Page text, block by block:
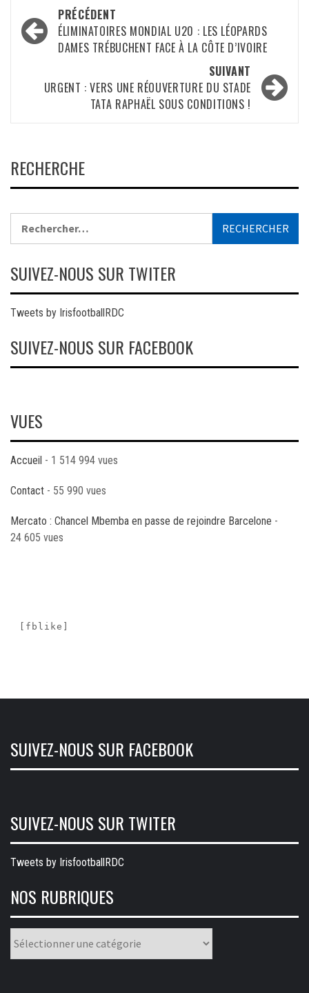
Navigation
d’article
PRÉCÉDENT
ÉLIMINATOIRES MONDIAL U20 : LES LÉOPARDS
DAMES TRÉBUCHENT FACE À LA CÔTE D’IVOIRE
SUIVANT
URGENT : VERS UNE RÉOUVERTURE DU STADE
TATA RAPHAËL SOUS CONDITIONS !
RECHERCHE
SUIVEZ-NOUS SUR TWITER
Tweets by IrisfootballRDC
SUIVEZ-NOUS SUR FACEBOOK
VUES
Accueil - 1 514 994 vues
Contact - 55 990 vues
Mercato : Chancel Mbemba en passe de rejoindre Barcelone -
24 605 vues
[fblike]
SUIVEZ-NOUS SUR FACEBOOK
SUIVEZ-NOUS SUR TWITER
Tweets by IrisfootballRDC
NOS RUBRIQUES
rubriques